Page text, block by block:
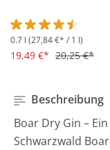
Durchschnittliche
0.7 l (27,84 €* / 1 l)
19,49 €* 20,25 €*
Beschreibung
Boar Dry Gin –
Schwarzwald